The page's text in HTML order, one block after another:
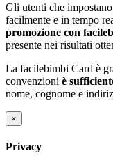
Gli utenti che
facilmente e in tempo
promozione con
presente nei risultati
La facilebimbi Card è
convenzioni è
nome, cognome e
×
Privacy